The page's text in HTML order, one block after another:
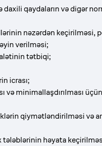
qaydaların və digər
nəzərdən keçirilməsi,
və
testlərin
və minimallaşdırılması
qiymətləndirilməsi və
həyata